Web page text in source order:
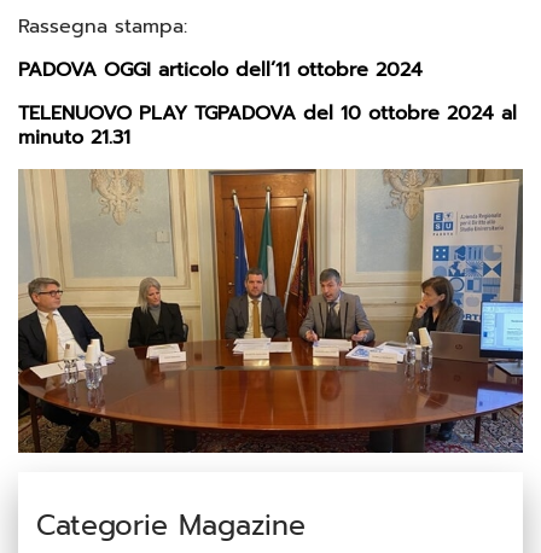
Rassegna stampa:
PADOVA OGGI articolo dell’11 ottobre 2024
TELENUOVO PLAY TGPADOVA del 10 ottobre 2024 al
minuto 21.31
Categorie Magazine